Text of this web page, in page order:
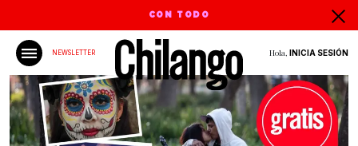
CON TODO
NEWSLETTER Hola, INICIA SESIÓN